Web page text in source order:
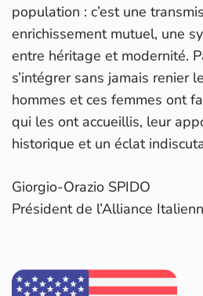
population : c’est une
enrichissement mutuel, une
entre héritage et modernité.
s’intégrer sans jamais renier
hommes et ces femmes ont
qui les ont accueillis, leur
historique et un éclat
Giorgio-Orazio SPIDO
Président de l’Alliance